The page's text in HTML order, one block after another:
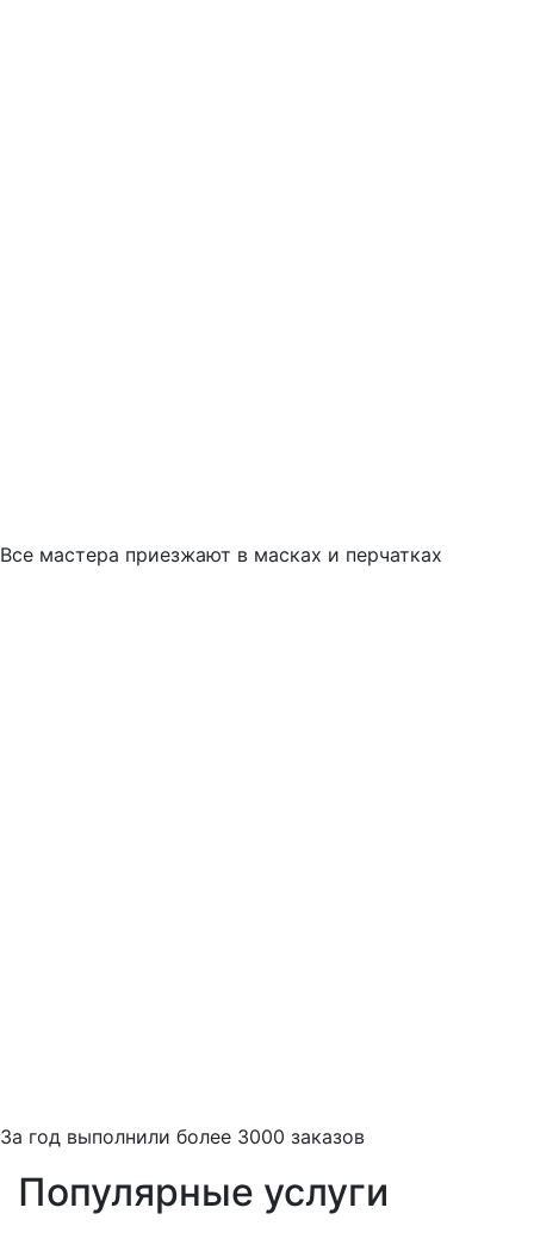
Все мастера приезжают в масках и перчатках
За год выполнили более 3000 заказов
Популярные услуги